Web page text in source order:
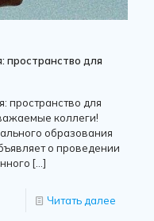
пространство для
пространство для
коллеги!
образования
о проведении
[…]
Читать далее